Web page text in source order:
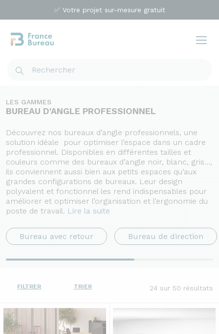
✅ Votre projet sur-mesure gratuit
LES GAMMES
BUREAU D'ANGLE PROFESSIONNEL
Découvrez nos bureaux d’angle professionnels, une
solution idéale pour optimiser l’espace dans un cadre
professionnel. Disponibles en différentes tailles et
couleurs comme des bureaux d’angle noir, blanc, gris…,
ils conviennent aussi bien aux petits espaces qu’aux
grandes configurations de bureaux. Leur design
polyvalent et fonctionnel les rend indispensables pour
améliorer et optimiser l’organisation et l’ergonomie du
poste de travail. Lire la suite
Bureau avec retour Bureau de direction
FILTRER TRIER 24 sur 50 résultats